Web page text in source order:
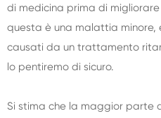
di medicina prima di
questa è una malattia minore,
causati da un trattamento
lo pentiremo di sicuro.
Si stima che la maggior parte